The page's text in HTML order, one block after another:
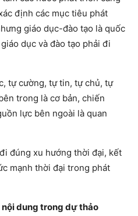
định các mục tiêu phát
giáo dục-đào tạo là quốc
dục và đào tạo phải đi
tự cường, tự tin, tự chủ, tự
trong là cơ bản, chiến
lực bên ngoài là quan
đúng xu hướng thời đại, kết
mạnh thời đại trong phát
dung trong dự thảo